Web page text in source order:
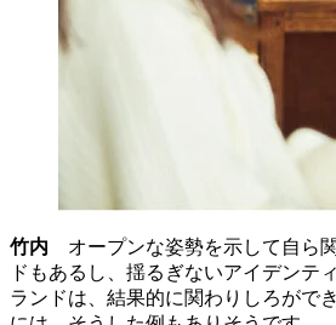
竹内 オープンな姿勢を示して自ら
ドもあるし、揺るぎないアイデンテ
ランドは、結果的に関わりしろがで